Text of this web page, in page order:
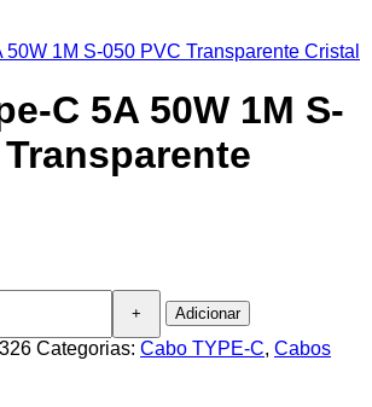
C 5A 50W 1M S-
Transparente
Adicionar
Categorias: Cabo TYPE-C, Cabos